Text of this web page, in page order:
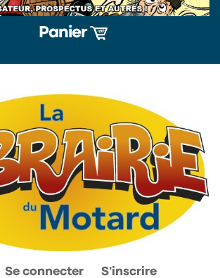
Panier
Se connecter S'inscrire